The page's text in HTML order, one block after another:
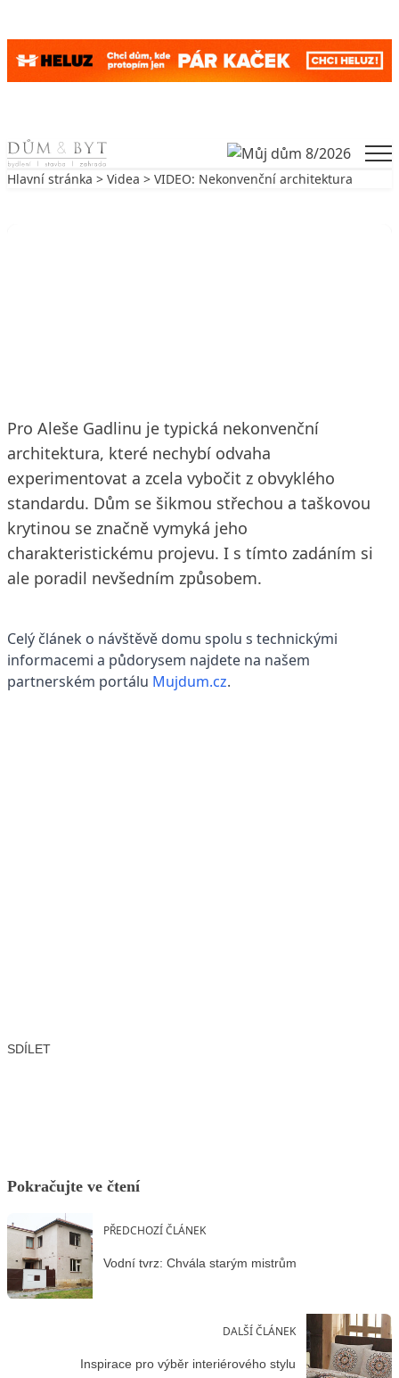
Skip to content
Hlavní stránka > Videa > VIDEO: Nekonvenční architektura
Pro Aleše Gadlinu je typická nekonvenční
architektura, které nechybí odvaha
experimentovat a zcela vybočit z obvyklého
standardu. Dům se šikmou střechou a taškovou
krytinou se značně vymyká jeho
charakteristickému projevu. I s tímto zadáním si
ale poradil nevšedním způsobem.
Celý článek o návštěvě domu spolu s technickými
informacemi a půdorysem najdete na našem
partnerském portálu Mujdum.cz.
SDÍLET
Pokračujte ve čtení
PŘEDCHOZÍ ČLÁNEK
Vodní tvrz: Chvála starým mistrům
DALŠÍ ČLÁNEK
Inspirace pro výběr interiérového stylu